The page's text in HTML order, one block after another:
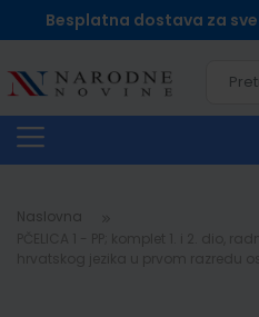
Besplatna dostava za
Naslovna